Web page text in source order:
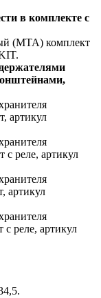
в комплекте с
(MTA) комплект
, артикул
с реле, артикул
, артикул
реле, артикул